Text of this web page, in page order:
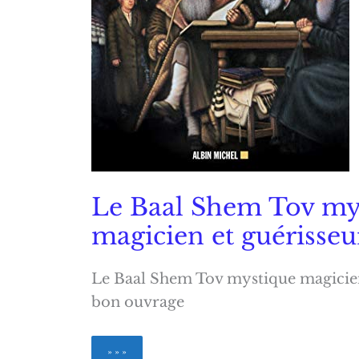
Le Baal Shem Tov
magicien et
Le Baal Shem Tov mystique
bon ouvrage
Le
» » »